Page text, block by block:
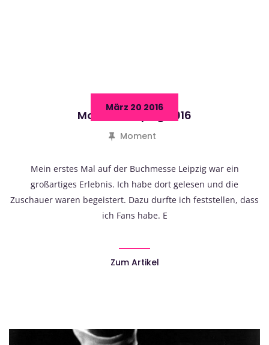
März 20 2016
Moment Leipzig 2016
Moment
Mein erstes Mal auf der Buchmesse Leipzig war ein
großartiges Erlebnis. Ich habe dort gelesen und die
Zuschauer waren begeistert. Dazu durfte ich feststellen, dass
ich Fans habe. E
Zum Artikel